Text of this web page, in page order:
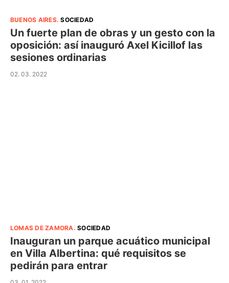
BUENOS AIRES.SOCIEDAD
Un fuerte plan de obras y un gesto con la
oposición: así inauguró Axel Kicillof las
sesiones ordinarias
02. 03. 2022
LOMAS DE ZAMORA.SOCIEDAD
Inauguran un parque acuático municipal
en Villa Albertina: qué requisitos se
pedirán para entrar